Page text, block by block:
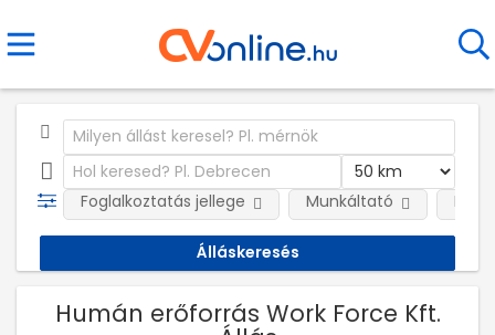
Foglalkoztatás jellege Munkáltató
Humán erőforrás Work Force Kft.